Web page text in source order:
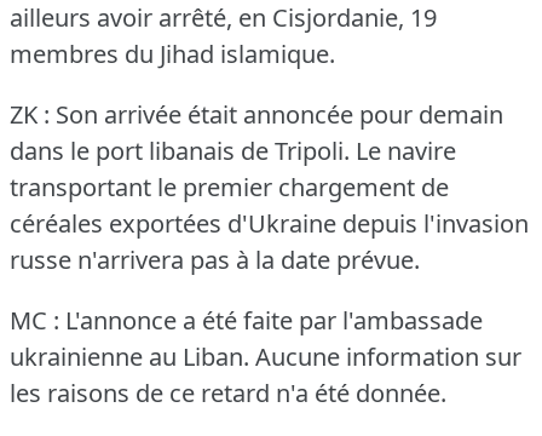
ailleurs avoir arrêté, en Cisjordanie, 19
membres du Jihad islamique.
ZK : Son arrivée était annoncée pour demain
dans le port libanais de Tripoli. Le navire
transportant le premier chargement de
céréales exportées d'Ukraine depuis l'invasion
russe n'arrivera pas à la date prévue.
MC : L'annonce a été faite par l'ambassade
ukrainienne au Liban. Aucune information sur
les raisons de ce retard n'a été donnée.